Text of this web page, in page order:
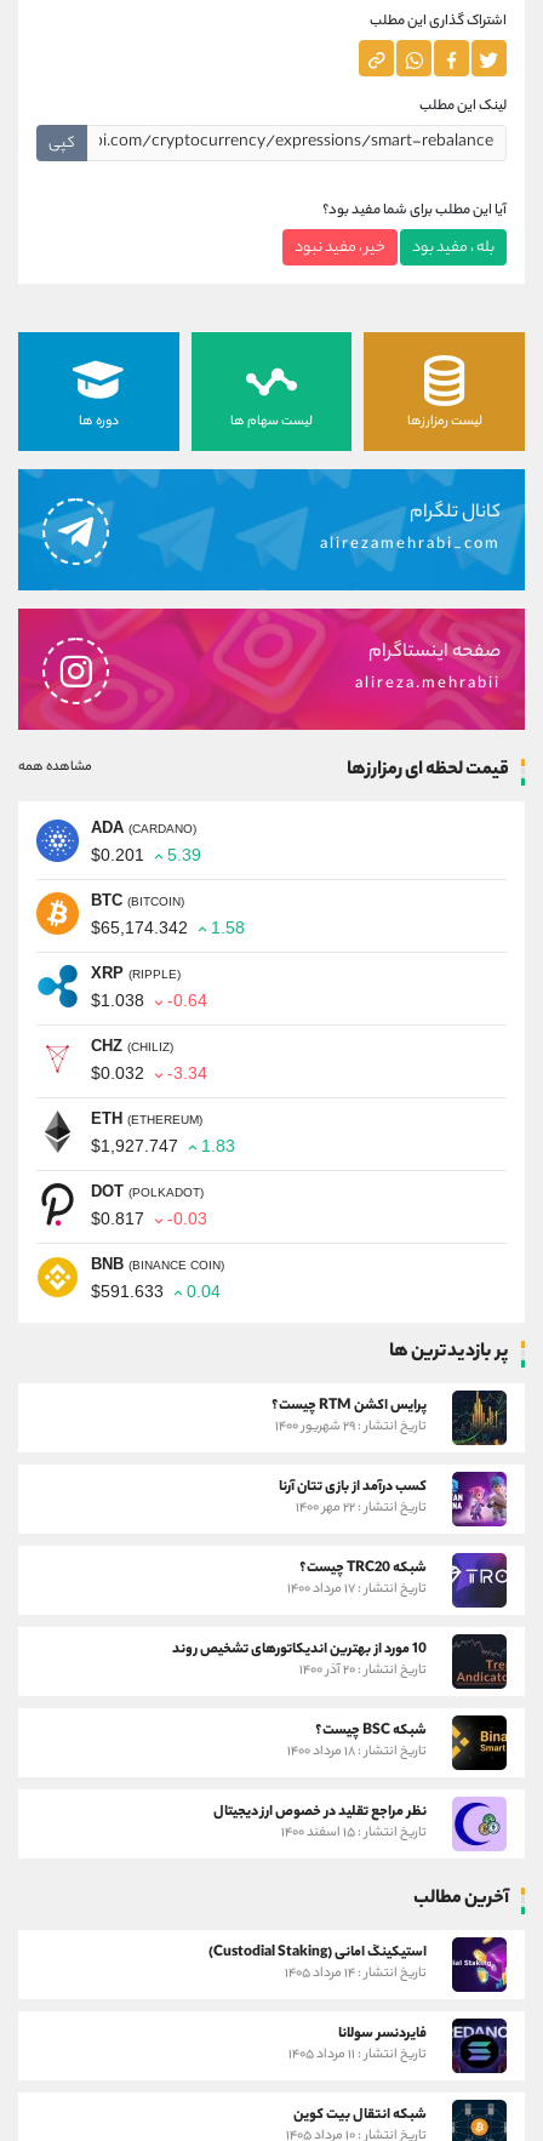
اشتراک گذاری این مطلب
لینک این مطلب
کپی
آیا این مطلب برای شما مفید بود؟
بله ، مفید بود خیر ، مفید نبود
لیست رمزارزها لیست سهام ها دوره ها
کانال تلگرام
alirezamehrabi_com
صفحه اینستاگرام
alireza.mehrabii
قیمت لحظه ای رمزارزها مشاهده همه
ADA (CARDANO)
$0.201 5.39
BTC (BITCOIN)
$65,174.342 1.58
XRP (RIPPLE)
$1.038 -0.64
CHZ (CHILIZ)
$0.032 -3.34
ETH (ETHEREUM)
$1,927.747 1.83
DOT (POLKADOT)
$0.817 -0.03
BNB (BINANCE COIN)
$591.633 0.04
پر بازدیدترین ها
پرایس اکشن RTM چیست؟
تاریخ انتشار : ۲۹ شهریور ۱۴۰۰
کسب درآمد از بازی تتان آرنا
تاریخ انتشار : ۲۲ مهر ۱۴۰۰
شبکه TRC20 چیست؟
تاریخ انتشار : ۱۷ مرداد ۱۴۰۰
10 مورد از بهترین اندیکاتورهای تشخیص روند
تاریخ انتشار : ۲۰ آذر ۱۴۰۰
شبکه BSC چیست؟
تاریخ انتشار : ۱۸ مرداد ۱۴۰۰
نظر مراجع تقلید در خصوص ارز دیجیتال
تاریخ انتشار : ۱۵ اسفند ۱۴۰۰
آخرین مطالب
استیکینگ امانی (Custodial Staking)
تاریخ انتشار : ۱۴ مرداد ۱۴۰۵
فایردنسر سولانا
تاریخ انتشار : ۱۱ مرداد ۱۴۰۵
شبکه انتقال بیت کوین
تاریخ انتشار : ۱۰ مرداد ۱۴۰۵